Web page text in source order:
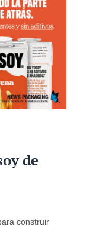
de
construir